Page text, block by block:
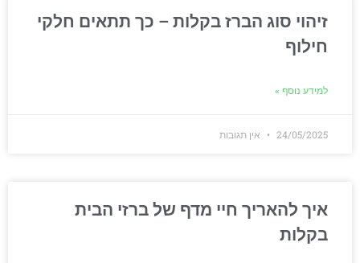
זיהוי סוג הברז בקלות – כך תתאים חלקי
חילוף
למידע נוסף »
24/05/2025 אין תגובות
איך להאריך חיי מדף של ברזי הבית
בקלות